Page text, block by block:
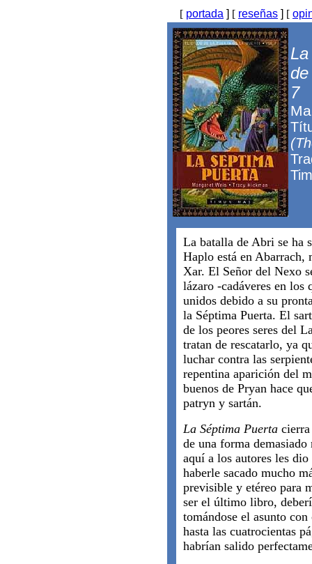
[ portada ] [ reseñas ] [
7
La batalla de Abri se ha
Haplo está en Abarrach,
Xar. El Señor del Nexo
lázaro -cadáveres en los
unidos debido a su
la Séptima Puerta. El
de los peores seres del
tratan de rescatarlo, ya
luchar contra las
repentina aparición del
buenos de Pryan hace
patryn y sartán.
La Séptima Puerta
de una forma
aquí a los autores les
haberle sacado mucho
previsible y etéreo para
ser el último libro,
tomándose el asunto
hasta las cuatrocientas
habrían salido